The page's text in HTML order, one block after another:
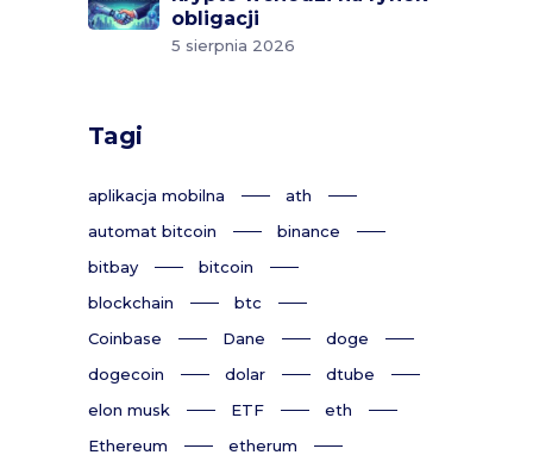
obligacji
5 sierpnia 2026
Tagi
aplikacja mobilna
ath
automat bitcoin
binance
bitbay
bitcoin
blockchain
btc
Coinbase
Dane
doge
dogecoin
dolar
dtube
elon musk
ETF
eth
Ethereum
etherum